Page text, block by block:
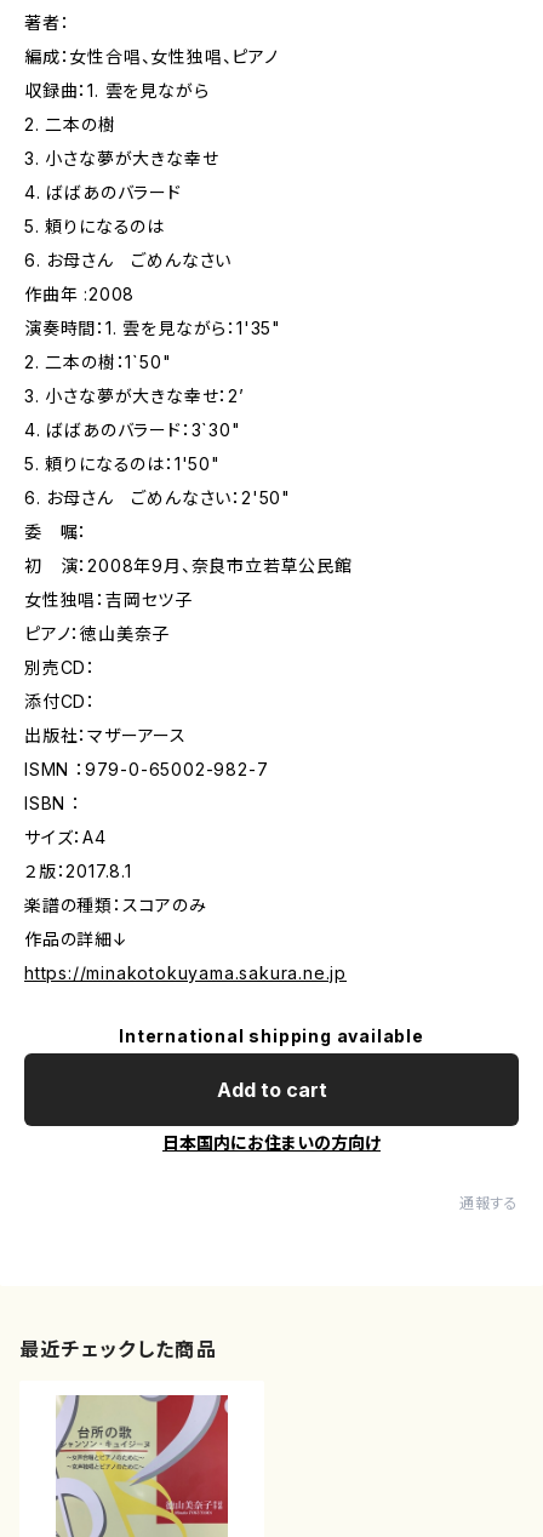
著者：
編成：女性合唱、女性独唱、ピアノ
収録曲：1. 雲を見ながら
2. 二本の樹
3. 小さな夢が大きな幸せ
4. ばばあのバラード
5. 頼りになるのは
6. お母さん ごめんなさい
作曲年 :2008
演奏時間：1. 雲を見ながら：1'35"
2. 二本の樹：1`50"
3. 小さな夢が大きな幸せ：2’
4. ばばあのバラード：3`30"
5. 頼りになるのは：1'50"
6. お母さん ごめんなさい：2'50"
委 嘱：
初 演：2008年9月、奈良市立若草公民館
女性独唱：吉岡セツ子
ピアノ：徳山美奈子
別売CD：
添付CD：
出版社：マザーアース
ISMN ：979-0-65002-982-7
ISBN ：
サイズ：A4
２版：2017.8.1
楽譜の種類：スコアのみ
作品の詳細↓
https://minakotokuyama.sakura.ne.jp
International shipping available
Add to cart
日本国内にお住まいの方向け
通報する
最近チェックした商品